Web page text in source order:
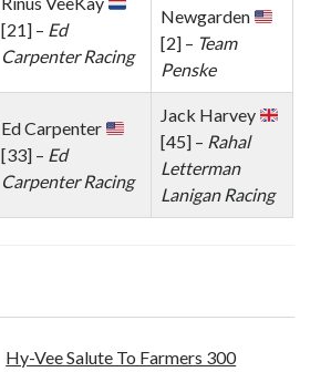
[21] – Ed
Carpenter Racing
Newgarden
[2] – Team
Penske
Ed Carpenter
[33] – Ed
Carpenter Racing
Jack Harvey
[45] – Rahal
Letterman
Lanigan Racing
Hy-Vee Salute To Farmers 300